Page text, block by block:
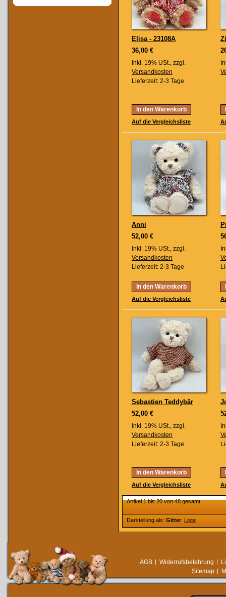
Elisa - 23108A
36,00 €
Inkl. 19% USt., zzgl.
Versandkosten
Lieferzeit: 2-3 Tage
In den Warenkorb
Auf die Vergleichsliste
Anni
52,00 €
Inkl. 19% USt., zzgl.
Versandkosten
Lieferzeit: 2-3 Tage
In den Warenkorb
Auf die Vergleichsliste
Sebastien Teddybär
52,00 €
Inkl. 19% USt., zzgl.
Versandkosten
Lieferzeit: 2-3 Tage
In den Warenkorb
Auf die Vergleichsliste
Artikel 1 bis 20 von 48 gesamt
Darstellung als: Gitter Liste
AGB Widerrufsbelehrung
Sitemap